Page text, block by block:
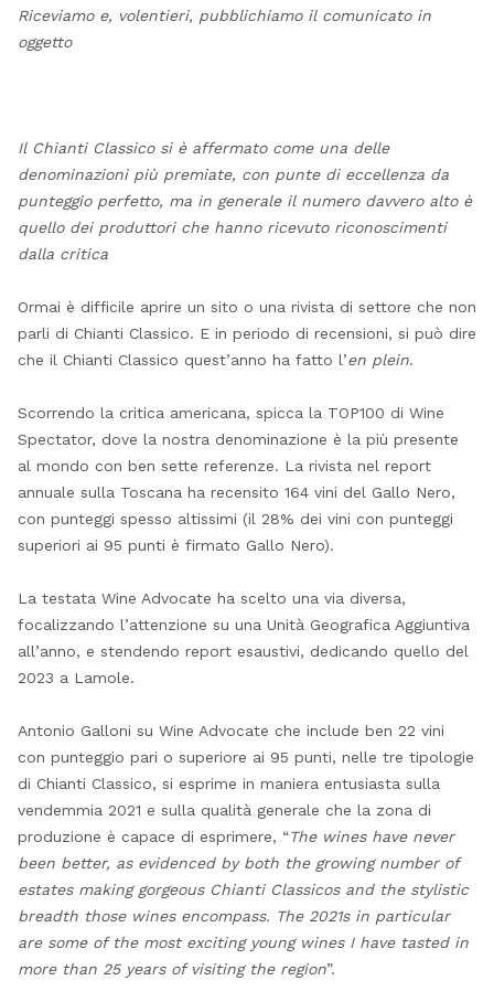
Riceviamo e, volentieri, pubblichiamo il comunicato in
oggetto
Il Chianti Classico si è affermato come una delle
denominazioni più premiate, con punte di eccellenza da
punteggio perfetto, ma in generale il numero davvero alto è
quello dei produttori che hanno ricevuto riconoscimenti
dalla critica
Ormai è difficile aprire un sito o una rivista di settore che non
parli di Chianti Classico. E in periodo di recensioni, si può dire
che il Chianti Classico quest’anno ha fatto l’en plein.
Scorrendo la critica americana, spicca la TOP100 di Wine
Spectator, dove la nostra denominazione è la più presente
al mondo con ben sette referenze. La rivista nel report
annuale sulla Toscana ha recensito 164 vini del Gallo Nero,
con punteggi spesso altissimi (il 28% dei vini con punteggi
superiori ai 95 punti è firmato Gallo Nero).
La testata Wine Advocate ha scelto una via diversa,
focalizzando l’attenzione su una Unità Geografica Aggiuntiva
all’anno, e stendendo report esaustivi, dedicando quello del
2023 a Lamole.
Antonio Galloni su Wine Advocate che include ben 22 vini
con punteggio pari o superiore ai 95 punti, nelle tre tipologie
di Chianti Classico, si esprime in maniera entusiasta sulla
vendemmia 2021 e sulla qualità generale che la zona di
produzione è capace di esprimere, “The wines have never
been better, as evidenced by both the growing number of
estates making gorgeous Chianti Classicos and the stylistic
breadth those wines encompass. The 2021s in particular
are some of the most exciting young wines I have tasted in
more than 25 years of visiting the region”.